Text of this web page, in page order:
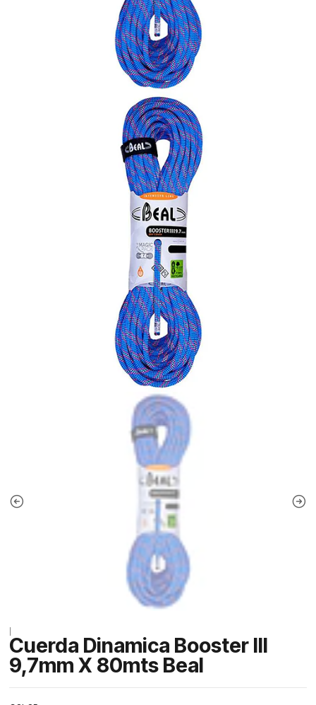
Cuerda Dinamica Booster III
9,7mm X 80mts Beal